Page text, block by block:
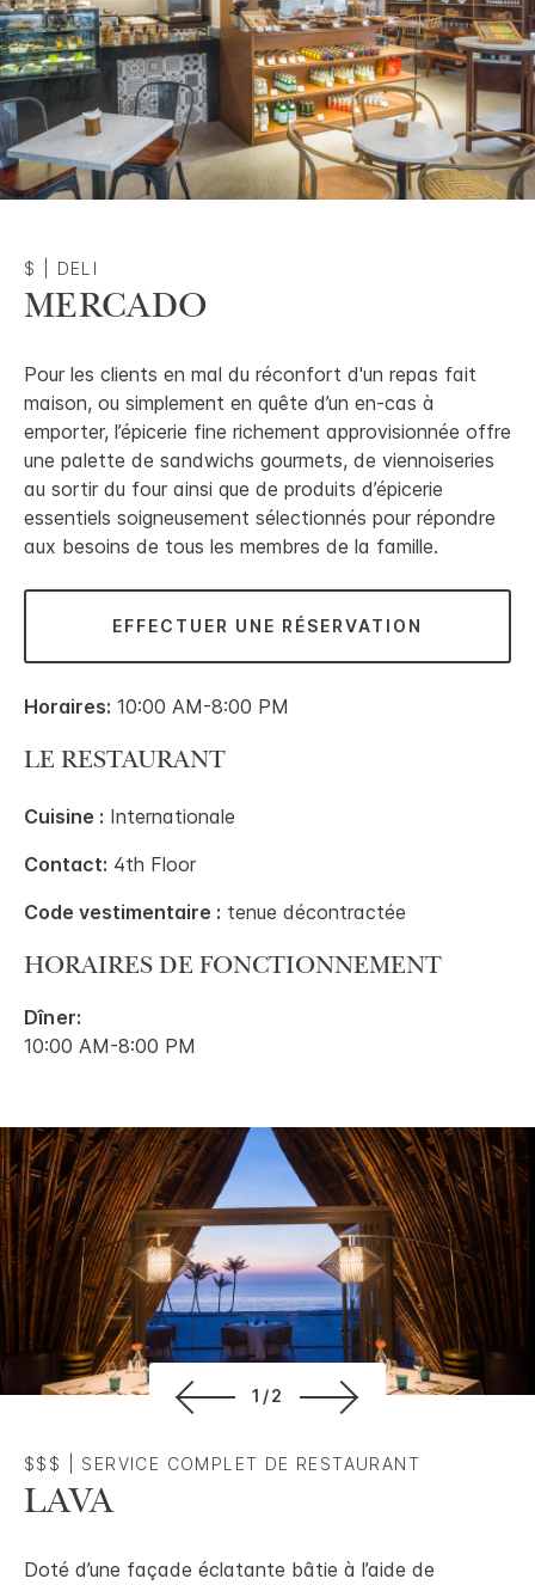
$ DELI
MERCADO
Pour les clients en mal du réconfort d'un repas fait
maison, ou simplement en quête d’un en-cas à
emporter, l’épicerie fine richement approvisionnée offre
une palette de sandwichs gourmets, de viennoiseries
au sortir du four ainsi que de produits d’épicerie
essentiels soigneusement sélectionnés pour répondre
aux besoins de tous les membres de la famille.
EFFECTUER UNE RÉSERVATION
Horaires: 10:00 AM-8:00 PM
LE RESTAURANT
Cuisine : Internationale
Contact: 4th Floor
Code vestimentaire : tenue décontractée
HORAIRES DE FONCTIONNEMENT
Dîner:
10:00 AM-8:00 PM
1/2
$$$ SERVICE COMPLET DE RESTAURANT
LAVA
Doté d’une façade éclatante bâtie à l’aide de